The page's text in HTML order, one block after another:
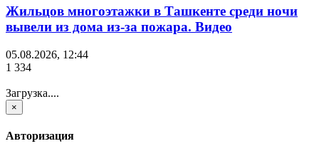
Жильцов многоэтажки в Ташкенте среди ночи
вывели из дома из-за пожара. Видео
05.08.2026, 12:44
1 334
Загрузка....
×
Авторизация